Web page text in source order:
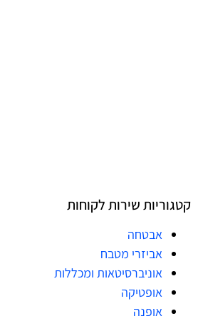
קטגוריות שירות לקוחות
אבטחה
אביזרי מטבח
אוניברסיטאות ומכללות
אופטיקה
אופנה